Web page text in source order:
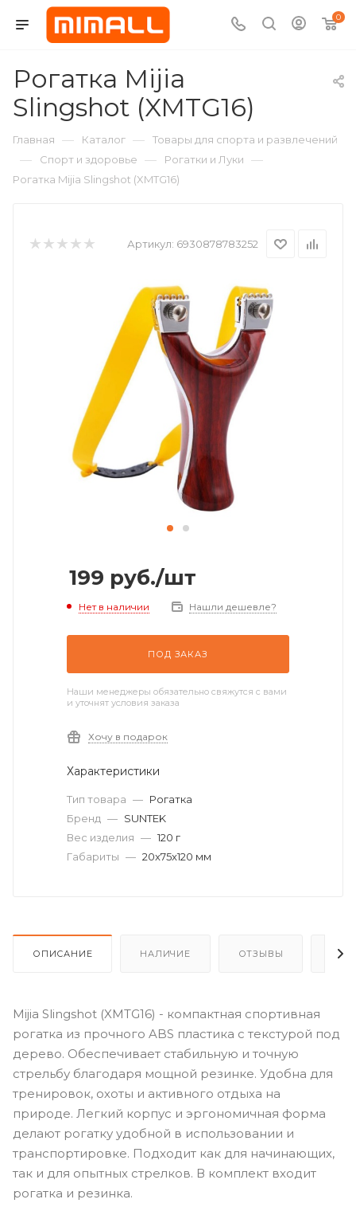
0
Рогатка Mijia
Slingshot (XMTG16)
Главная — Каталог — Товары для спорта и развлечений
— Спорт и здоровье — Рогатки и Луки —
Рогатка Mijia Slingshot (XMTG16)
Артикул: 6930878783252
199 руб./шт
Нет в наличии Нашли дешевле?
ПОД ЗАКАЗ
Наши менеджеры обязательно свяжутся с вами
и уточнят условия заказа
Хочу в подарок
Характеристики
Тип товара — Рогатка
Бренд — SUNTEK
Вес изделия — 120 г
Габариты — 20x75x120 мм
ОПИСАНИЕ НАЛИЧИЕ ОТЗЫВЫ
Mijia Slingshot (XMTG16) - компактная спортивная
рогатка из прочного ABS пластика с текстурой под
дерево. Обеспечивает стабильную и точную
стрельбу благодаря мощной резинке. Удобна для
тренировок, охоты и активного отдыха на
природе. Легкий корпус и эргономичная форма
делают рогатку удобной в использовании и
транспортировке. Подходит как для начинающих,
так и для опытных стрелков. В комплект входит
рогатка и резинка.